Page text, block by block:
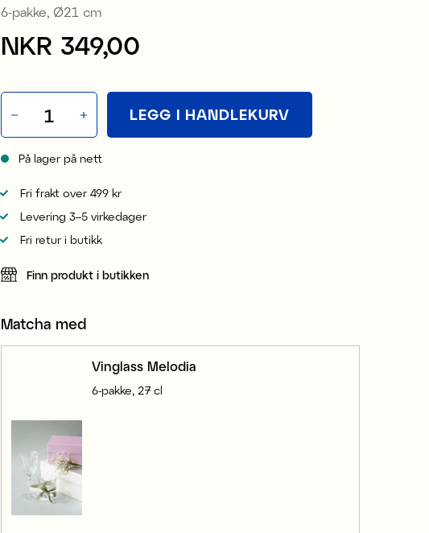
6-pakke, Ø21 cm
Pris :NKR 349,00
NKR 349,00
LEGG I HANDLEKURV
På lager på nett
Fri frakt over 499 kr
Levering 3–5 virkedager
Fri retur i butikk
Finn produkt i butikken
Matcha med
Vinglass Melodia
6-pakke, 27 cl